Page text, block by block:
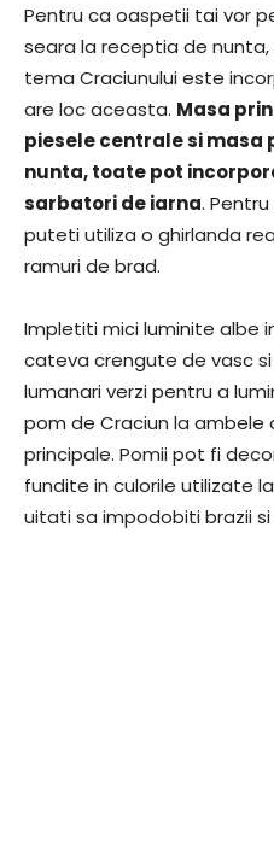
Pentru ca oaspetii tai vor
seara la receptia de
tema Craciunului este
are loc aceasta. Masa
piesele centrale si masa
nunta, toate pot
sarbatori de iarna.
puteti utiliza o ghirlanda
ramuri de brad.
Impletiti mici luminite albe
cateva crengute de vasc
lumanari verzi pentru a
pom de Craciun la
principale. Pomii pot fi
fundite in culorile utilizate
uitati sa impodobiti brazii